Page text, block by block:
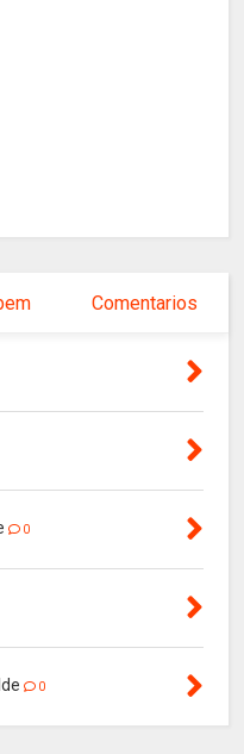
Comentarios
0
0